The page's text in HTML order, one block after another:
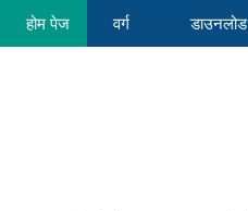
होम पेज वर्ग डाउनलोड